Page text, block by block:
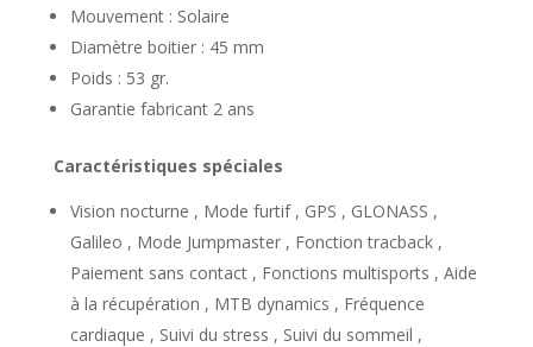
Mouvement : Solaire
Diamètre boitier : 45 mm
Poids : 53 gr.
Garantie fabricant 2 ans
Caractéristiques spéciales
Vision nocturne , Mode furtif , GPS , GLONASS ,
Galileo , Mode Jumpmaster , Fonction tracback ,
Paiement sans contact , Fonctions multisports , Aide
à la récupération , MTB dynamics , Fréquence
cardiaque , Suivi du stress , Suivi du sommeil ,